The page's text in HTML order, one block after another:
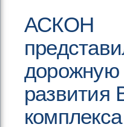
АСКОН
дорожную
развития